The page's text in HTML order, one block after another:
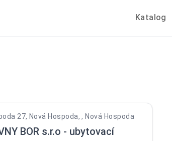
Katalog
27, Nová Hospoda, , Nová Hospoda
BOR s.r.o - ubytovací